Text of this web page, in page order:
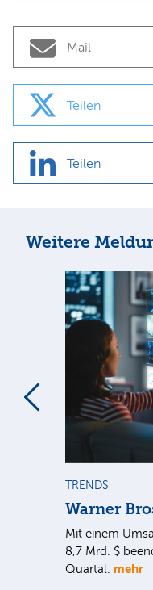
Mail
Teilen
Teilen
Weitere
TRENDS
Warner
Mit einem
8,7 Mrd. $
Quartal. mehr